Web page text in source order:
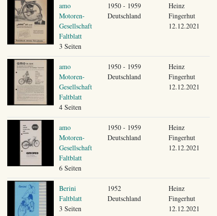
amo
Motoren-
Gesellschaft
Faltblatt
3 Seiten
1950 - 1959
Deutschland
Heinz
Fingerhut
12.12.2021
amo
Motoren-
Gesellschaft
Faltblatt
4 Seiten
1950 - 1959
Deutschland
Heinz
Fingerhut
12.12.2021
amo
Motoren-
Gesellschaft
Faltblatt
6 Seiten
1950 - 1959
Deutschland
Heinz
Fingerhut
12.12.2021
Berini
Faltblatt
3 Seiten
1952
Deutschland
Heinz
Fingerhut
12.12.2021